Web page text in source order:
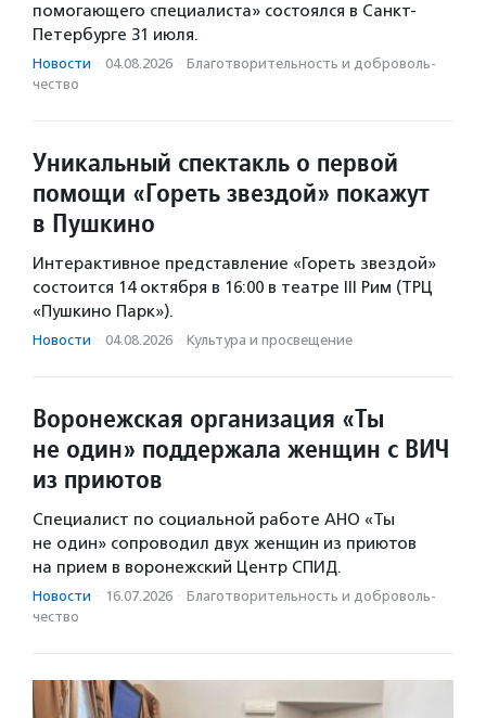
помогающего специалиста» состоялся в Санкт-
Петербурге 31 июля.
Новости · 04.08.2026 · Благотвори­тель­ность и доброволь­
чест­во
Уникальный спектакль о первой
помощи «Гореть звездой» покажут
в Пушкино
Интерактивное представление «Гореть звездой»
состоится 14 октября в 16:00 в театре III Рим (ТРЦ
«Пушкино Парк»).
Новости · 04.08.2026 · Культура и просвещение
Воронежская организация «Ты
не один» поддержала женщин с ВИЧ
из приютов
Специалист по социальной работе АНО «Ты
не один» сопроводил двух женщин из приютов
на прием в воронежский Центр СПИД.
Новости · 16.07.2026 · Благотвори­тель­ность и доброволь­
чест­во